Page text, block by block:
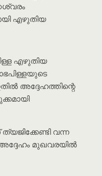
എഴുതിയ
എഴുതിയ
അദ്ദേഹത്തിന്റെ
വന്ന
അദ്ദേഹം മുഖവരയിൽ